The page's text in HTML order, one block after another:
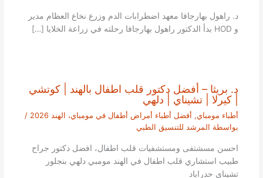
د. راهول بهارجافا معهد اضطرابات الدم وزرع نخاع العظام مدير
و HOD بدأ الدكتور راهول بهارجافا رحلته في زراعة الخلايا […]
د. بريثا – أفضل دكتور قلب اطفال بالهند | كوتشي
| كيرلا | تشيناي | دلهي
أطباء مومباي, أفضل أطباء أمراض أطفال في مومباي، الهند 2026
/
بواسطة المرشد للتنسيق الطبي
احسن مسشتفى ومستشفيات قلب اطفال، افضل دكتور جراح
طبيب استشاري قلب اطفال في الهند مومبي دلهي بنجلور
تشيناي حدراباد